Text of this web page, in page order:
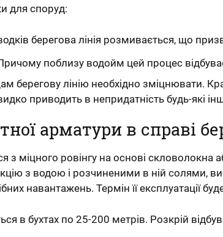
для споруд:
берегова лінія розмивається, що
Причому поблизу водойм цей процес
берегову лінію необхідно
приводить в непридатність будь-які
арматури в справі
з міцного ровінгу на основі
з водою і розчиненими в ній солями,
навантажень. Термін її експлуатації
в бухтах по 25-200 метрів. Розкрій